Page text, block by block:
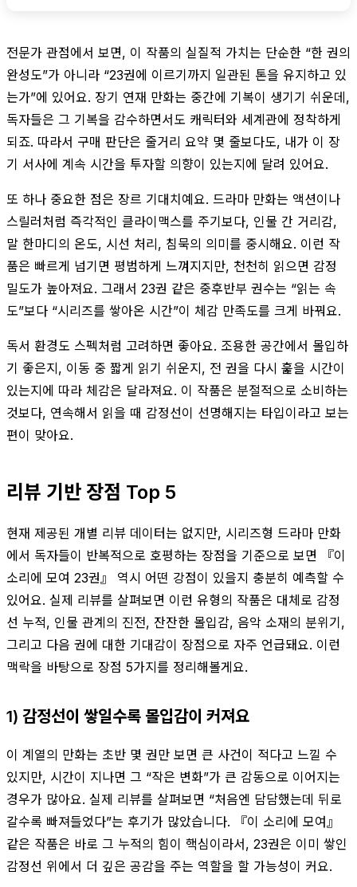
전문가 관점에서 보면, 이 작품의 실질적 가치는 단순한 “한 권의
완성도”가 아니라 “23권에 이르기까지 일관된 톤을 유지하고 있
는가”에 있어요. 장기 연재 만화는 중간에 기복이 생기기 쉬운데,
독자들은 그 기복을 감수하면서도 캐릭터와 세계관에 정착하게
되죠. 따라서 구매 판단은 줄거리 요약 몇 줄보다도, 내가 이 장
기 서사에 계속 시간을 투자할 의향이 있는지에 달려 있어요.
또 하나 중요한 점은 장르 기대치예요. 드라마 만화는 액션이나
스릴러처럼 즉각적인 클라이맥스를 주기보다, 인물 간 거리감,
말 한마디의 온도, 시선 처리, 침묵의 의미를 중시해요. 이런 작
품은 빠르게 넘기면 평범하게 느껴지지만, 천천히 읽으면 감정
밀도가 높아져요. 그래서 23권 같은 중후반부 권수는 “읽는 속
도”보다 “시리즈를 쌓아온 시간”이 체감 만족도를 크게 바꿔요.
독서 환경도 스펙처럼 고려하면 좋아요. 조용한 공간에서 몰입하
기 좋은지, 이동 중 짧게 읽기 쉬운지, 전 권을 다시 훑을 시간이
있는지에 따라 체감은 달라져요. 이 작품은 분절적으로 소비하는
것보다, 연속해서 읽을 때 감정선이 선명해지는 타입이라고 보는
편이 맞아요.
리뷰 기반 장점 Top 5
현재 제공된 개별 리뷰 데이터는 없지만, 시리즈형 드라마 만화
에서 독자들이 반복적으로 호평하는 장점을 기준으로 보면 『이
소리에 모여 23권』 역시 어떤 강점이 있을지 충분히 예측할 수
있어요. 실제 리뷰를 살펴보면 이런 유형의 작품은 대체로 감정
선 누적, 인물 관계의 진전, 잔잔한 몰입감, 음악 소재의 분위기,
그리고 다음 권에 대한 기대감이 장점으로 자주 언급돼요. 이런
맥락을 바탕으로 장점 5가지를 정리해볼게요.
1) 감정선이 쌓일수록 몰입감이 커져요
이 계열의 만화는 초반 몇 권만 보면 큰 사건이 적다고 느낄 수
있지만, 시간이 지나면 그 “작은 변화”가 큰 감동으로 이어지는
경우가 많아요. 실제 리뷰를 살펴보면 “처음엔 담담했는데 뒤로
갈수록 빠져들었다”는 후기가 많았습니다. 『이 소리에 모여』
같은 작품은 바로 그 누적의 힘이 핵심이라서, 23권은 이미 쌓인
감정선 위에서 더 깊은 공감을 주는 역할을 할 가능성이 커요.